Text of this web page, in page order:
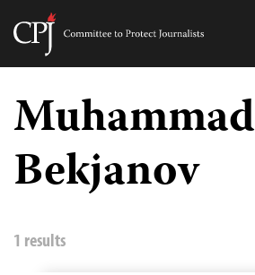
Skip
content
Committee
Muhammad
Bekjanov
1 results